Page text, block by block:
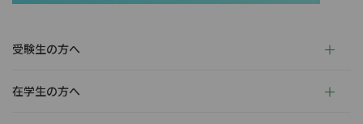
受験生の方へ
在学生の方へ